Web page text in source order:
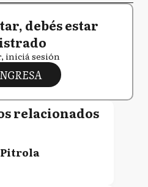
debés estar
iniciá sesión
relacionados